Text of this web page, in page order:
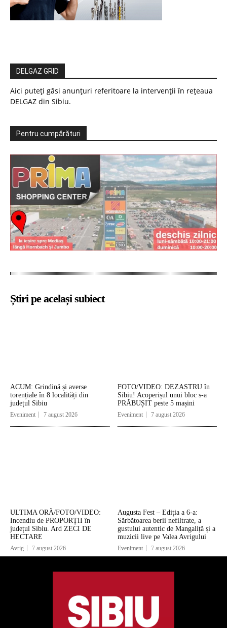
DELGAZ GRID
Aici puteți găsi anunțuri referitoare la intervenții în rețeaua
DELGAZ din Sibiu.
Pentru cumpărături
Știri pe același subiect
ACUM: Grindină și averse
torențiale în 8 localități din
județul Sibiu
Eveniment 7 august 2026
FOTO/VIDEO: DEZASTRU în
Sibiu! Acoperișul unui bloc s-a
PRĂBUȘIT peste 5 mașini
Eveniment 7 august 2026
ULTIMA ORĂ/FOTO/VIDEO:
Incendiu de PROPORȚII în
județul Sibiu. Ard ZECI DE
HECTARE
Avrig 7 august 2026
Augusta Fest – Ediția a 6-a:
Sărbătoarea berii nefiltrate, a
gustului autentic de Mangaliță și a
muzicii live pe Valea Avrigului
Eveniment 7 august 2026